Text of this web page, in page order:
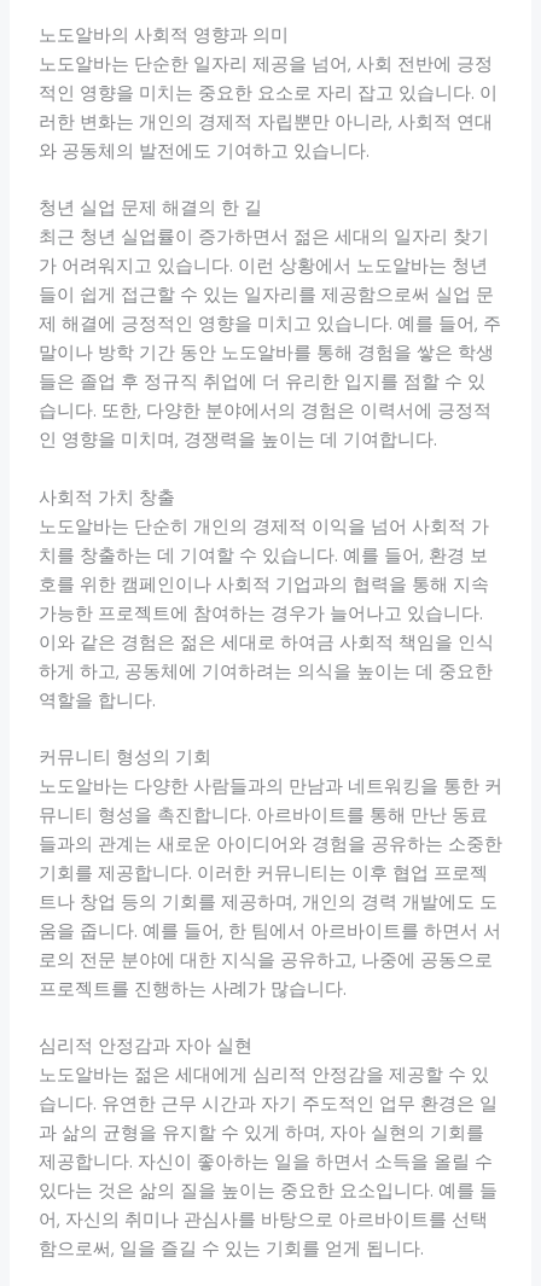
노도알바의 사회적 영향과 의미
노도알바는 단순한 일자리 제공을 넘어, 사회 전반에 긍정
적인 영향을 미치는 중요한 요소로 자리 잡고 있습니다. 이
러한 변화는 개인의 경제적 자립뿐만 아니라, 사회적 연대
와 공동체의 발전에도 기여하고 있습니다.
청년 실업 문제 해결의 한 길
최근 청년 실업률이 증가하면서 젊은 세대의 일자리 찾기
가 어려워지고 있습니다. 이런 상황에서 노도알바는 청년
들이 쉽게 접근할 수 있는 일자리를 제공함으로써 실업 문
제 해결에 긍정적인 영향을 미치고 있습니다. 예를 들어, 주
말이나 방학 기간 동안 노도알바를 통해 경험을 쌓은 학생
들은 졸업 후 정규직 취업에 더 유리한 입지를 점할 수 있
습니다. 또한, 다양한 분야에서의 경험은 이력서에 긍정적
인 영향을 미치며, 경쟁력을 높이는 데 기여합니다.
사회적 가치 창출
노도알바는 단순히 개인의 경제적 이익을 넘어 사회적 가
치를 창출하는 데 기여할 수 있습니다. 예를 들어, 환경 보
호를 위한 캠페인이나 사회적 기업과의 협력을 통해 지속
가능한 프로젝트에 참여하는 경우가 늘어나고 있습니다.
이와 같은 경험은 젊은 세대로 하여금 사회적 책임을 인식
하게 하고, 공동체에 기여하려는 의식을 높이는 데 중요한
역할을 합니다.
커뮤니티 형성의 기회
노도알바는 다양한 사람들과의 만남과 네트워킹을 통한 커
뮤니티 형성을 촉진합니다. 아르바이트를 통해 만난 동료
들과의 관계는 새로운 아이디어와 경험을 공유하는 소중한
기회를 제공합니다. 이러한 커뮤니티는 이후 협업 프로젝
트나 창업 등의 기회를 제공하며, 개인의 경력 개발에도 도
움을 줍니다. 예를 들어, 한 팀에서 아르바이트를 하면서 서
로의 전문 분야에 대한 지식을 공유하고, 나중에 공동으로
프로젝트를 진행하는 사례가 많습니다.
심리적 안정감과 자아 실현
노도알바는 젊은 세대에게 심리적 안정감을 제공할 수 있
습니다. 유연한 근무 시간과 자기 주도적인 업무 환경은 일
과 삶의 균형을 유지할 수 있게 하며, 자아 실현의 기회를
제공합니다. 자신이 좋아하는 일을 하면서 소득을 올릴 수
있다는 것은 삶의 질을 높이는 중요한 요소입니다. 예를 들
어, 자신의 취미나 관심사를 바탕으로 아르바이트를 선택
함으로써, 일을 즐길 수 있는 기회를 얻게 됩니다.